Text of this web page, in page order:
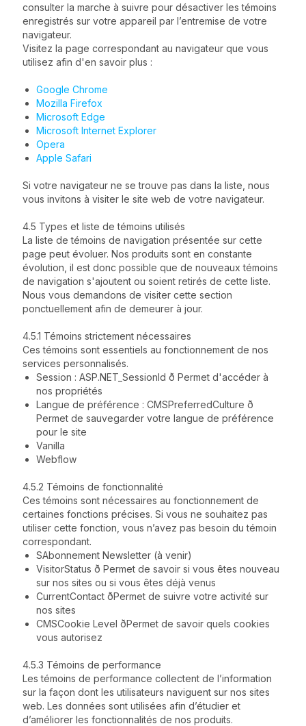
consulter la marche à suivre pour désactiver les témoins
enregistrés sur votre appareil par l’entremise de votre
navigateur.
Visitez la page correspondant au navigateur que vous
utilisez afin d'en savoir plus :
Google Chrome
Mozilla Firefox
Microsoft Edge
Microsoft Internet Explorer
Opera
Apple Safari
Si votre navigateur ne se trouve pas dans la liste, nous
vous invitons à visiter le site web de votre navigateur.
4.5 Types et liste de témoins utilisés
La liste de témoins de navigation présentée sur cette
page peut évoluer. Nos produits sont en constante
évolution, il est donc possible que de nouveaux témoins
de navigation s'ajoutent ou soient retirés de cette liste.
Nous vous demandons de visiter cette section
ponctuellement afin de demeurer à jour.
4.5.1 Témoins strictement nécessaires
Ces témoins sont essentiels au fonctionnement de nos
services personnalisés.
Session : ASP.NET_SessionId ð Permet d'accéder à
nos propriétés
Langue de préférence : CMSPreferredCulture ð
Permet de sauvegarder votre langue de préférence
pour le site
Vanilla
Webflow
4.5.2 Témoins de fonctionnalité
Ces témoins sont nécessaires au fonctionnement de
certaines fonctions précises. Si vous ne souhaitez pas
utiliser cette fonction, vous n’avez pas besoin du témoin
correspondant.
SAbonnement Newsletter (à venir)
VisitorStatus ð Permet de savoir si vous êtes nouveau
sur nos sites ou si vous êtes déjà venus
CurrentContact ðPermet de suivre votre activité sur
nos sites
CMSCookie Level ðPermet de savoir quels cookies
vous autorisez
4.5.3 Témoins de performance
Les témoins de performance collectent de l’information
sur la façon dont les utilisateurs naviguent sur nos sites
web. Les données sont utilisées afin d’étudier et
d’améliorer les fonctionnalités de nos produits.